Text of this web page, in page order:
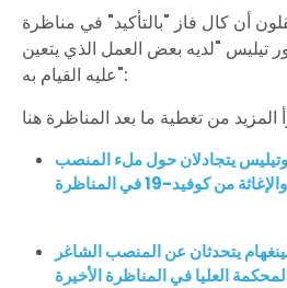
أن كال فاز "بالتأكيد" في مناظرة
تيليس "لديه بعض العمل الذي يتعين
عليه القيام به":
وتيليس يتجادلان حول ملء المنصب
كوفيد-19 في المناظرة
يتحدثان عن المنصب الشاغر
العليا في المناظرة الأخيرة